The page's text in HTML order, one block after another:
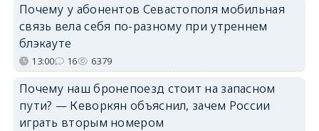
Почему у абонентов Севастополя мобильная
связь вела себя по-разному при утреннем
блэкауте
13:00 16 6379
Почему наш бронепоезд стоит на запасном
пути? — Кеворкян объяснил, зачем России
играть вторым номером